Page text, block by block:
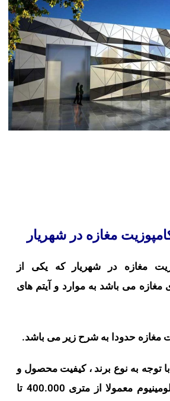
مغازه در شهریار
مغازه در شهریار که یکی از
مغازه می باشد به موارد و آیتم های
مغازه حدودا به شرح زیر می باشد.
توجه به نوع برند ، کیفیت محصول و
ضخامت لایه های آلومینیوم معمولا از متری 400.000 تا